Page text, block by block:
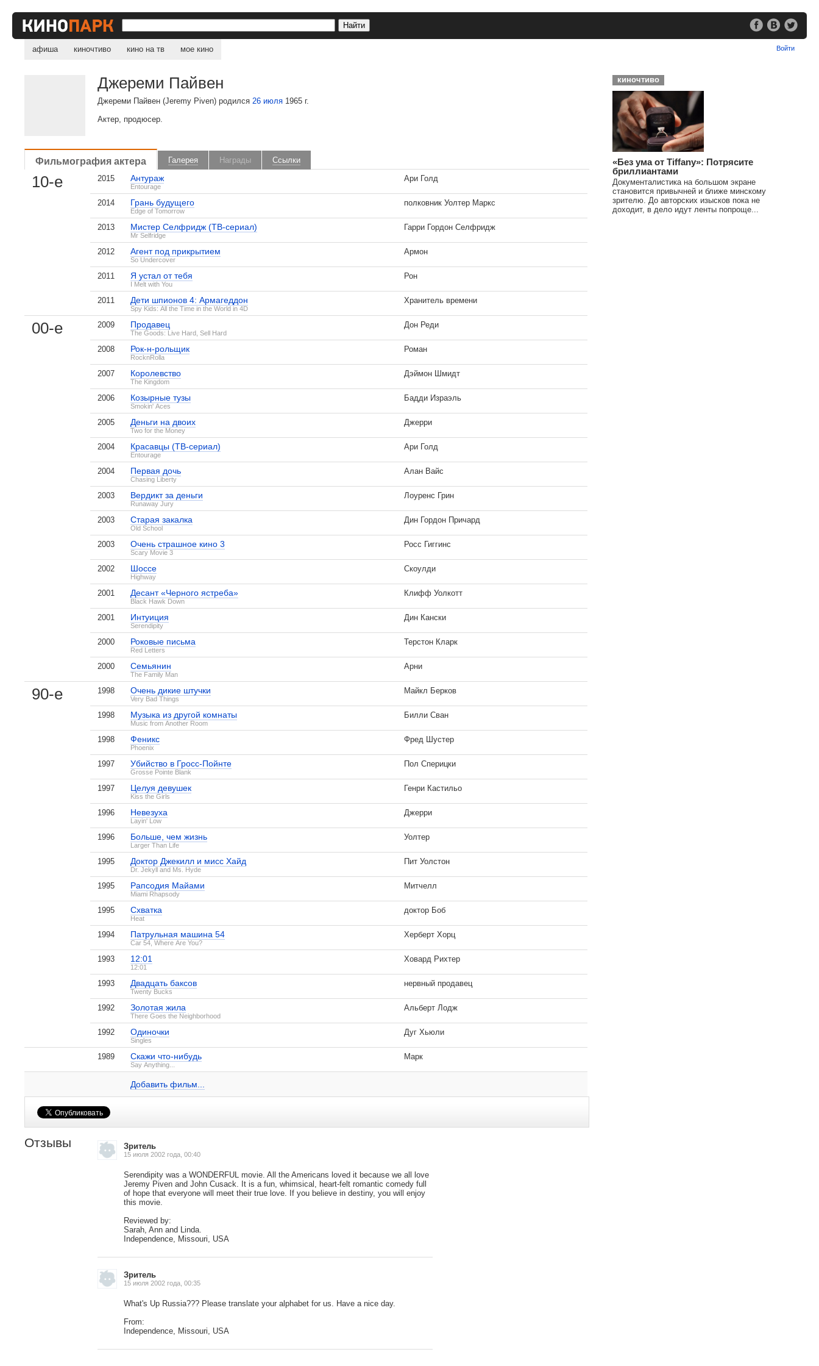
афиша киночтиво кино на тв мое кино Войти
Джереми Пайвен
Джереми Пайвен (Jeremy Piven) родился26 июля 1965 г.
Актер, продюсер.
Фильмография актера Галерея Награды Ссылки
10-е 2015 Антураж
Entourage
Ари Голд
2014 Грань будущего
Edge of Tomorrow
полковник Уолтер Маркс
2013 Мистер Селфридж (ТВ-сериал)
Mr Selfridge
Гарри Гордон Селфридж
2012 Агент под прикрытием
So Undercover
Армон
2011 Я устал от тебя
I Melt with You
Рон
2011 Дети шпионов 4: Армагеддон
Spy Kids: All the Time in the World in 4D
Хранитель времени
00-е 2009 Продавец
The Goods: Live Hard, Sell Hard
Дон Реди
2008 Рок-н-рольщик
RocknRolla
Роман
2007 Королевство
The Kingdom
Дэймон Шмидт
2006 Козырные тузы
Smokin' Aces
Бадди Израэль
2005 Деньги на двоих
Two for the Money
Джерри
2004 Красавцы (ТВ-сериал)
Entourage
Ари Голд
2004 Первая дочь
Chasing Liberty
Алан Вайс
2003 Вердикт за деньги
Runaway Jury
Лоуренс Грин
2003 Старая закалка
Old School
Дин Гордон Причард
2003 Очень страшное кино 3
Scary Movie 3
Росс Гиггинс
2002 Шоссе
Highway
Скоулди
2001 Десант «Черного ястреба»
Black Hawk Down
Клифф Уолкотт
2001 Интуиция
Serendipity
Дин Кански
2000 Роковые письма
Red Letters
Терстон Кларк
2000 Семьянин
The Family Man
Арни
90-е 1998 Очень дикие штучки
Very Bad Things
Майкл Берков
1998 Музыка из другой комнаты
Music from Another Room
Билли Сван
1998 Феникс
Phoenix
Фред Шустер
1997 Убийство в Гросс-Пойнте
Grosse Pointe Blank
Пол Сперицки
1997 Целуя девушек
Kiss the Girls
Генри Кастильо
1996 Невезуха
Layin' Low
Джерри
1996 Больше, чем жизнь
Larger Than Life
Уолтер
1995 Доктор Джекилл и мисс Хайд
Dr. Jekyll and Ms. Hyde
Пит Уолстон
1995 Рапсодия Майами
Miami Rhapsody
Митчелл
1995 Схватка
Heat
доктор Боб
1994 Патрульная машина 54
Car 54, Where Are You?
Херберт Хорц
1993 12:01
12:01
Ховард Рихтер
1993 Двадцать баксов
Twenty Bucks
нервный продавец
1992 Золотая жила
There Goes the Neighborhood
Альберт Лодж
1992 Одиночки
Singles
Дуг Хьюли
1989 Скажи что-нибудь
Say Anything...
Марк
Добавить фильм...
Мистер Селфридж
5 кадров 3 кадра
Козырные тузы Красавцы
2 кадра
Джереми Пайвен на IMDB.com
Отзывы Зритель
15 июля 2002 года, 00:40
Serendipity was a WONDERFUL movie. All the Americans loved it because we all love
Jeremy Piven and John Cusack. It is a fun, whimsical, heart-felt romantic comedy full
of hope that everyone will meet their true love. If you believe in destiny, you will enjoy
this movie.
Reviewed by:
Sarah, Ann and Linda.
Independence, Missouri, USA
Зритель
15 июля 2002 года, 00:35
What's Up Russia??? Please translate your alphabet for us. Have a nice day.
From:
Independence, Missouri, USA
, поделитесь своим мнением
Малосодержательные и грубые отзывы нещадно удаляются.
киночтиво
«Без ума от Tiffany»: Потрясите
бриллиантами
Документалистика на большом экране
становится привычней и ближе минскому
зрителю. До авторских изысков пока не
доходит, в дело идут ленты попроще...